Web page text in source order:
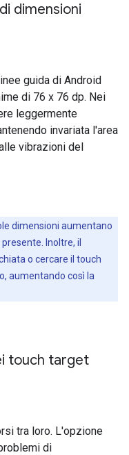
dimensioni
guida di Android
di 76 x 76 dp. Nei
leggermente
invariata l'area
vibrazioni del
dimensioni aumentano
Inoltre, il
o cercare il touch
aumentando così la
touch target
tra loro. L'opzione
di